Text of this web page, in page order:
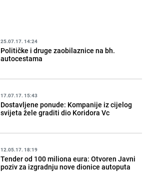
25.07.17. 14:24
Političke i druge zaobilaznice na bh.
autocestama
17.07.17. 15:43
Dostavljene ponude: Kompanije iz cijelog
svijeta žele graditi dio Koridora Vc
12.05.17. 18:19
Tender od 100 miliona eura: Otvoren Javni
poziv za izgradnju nove dionice autoputa